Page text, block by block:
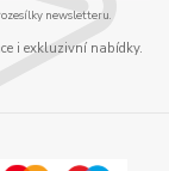
newsletteru.
i exkluzivní nabídky.